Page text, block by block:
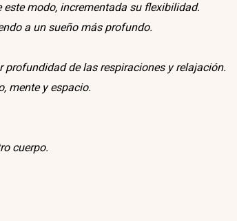
modo, incrementada su flexibilidad.
a un sueño más profundo.
de las respiraciones y relajación.
mente y espacio.
cuerpo.